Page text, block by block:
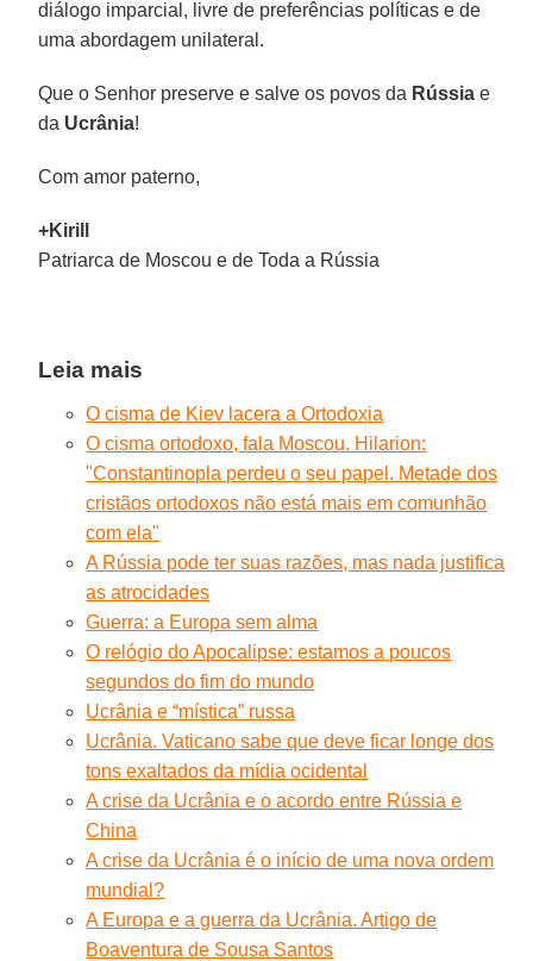
diálogo imparcial, livre de preferências políticas e de
uma abordagem unilateral.
Que o Senhor preserve e salve os povos da Rússia e
da Ucrânia!
Com amor paterno,
+Kirill
Patriarca de Moscou e de Toda a Rússia
Leia mais
O cisma de Kiev lacera a Ortodoxia
O cisma ortodoxo, fala Moscou. Hilarion:
"Constantinopla perdeu o seu papel. Metade dos
cristãos ortodoxos não está mais em comunhão
com ela"
A Rússia pode ter suas razões, mas nada justifica
as atrocidades
Guerra: a Europa sem alma
O relógio do Apocalipse: estamos a poucos
segundos do fim do mundo
Ucrânia e “mística” russa
Ucrânia. Vaticano sabe que deve ficar longe dos
tons exaltados da mídia ocidental
A crise da Ucrânia e o acordo entre Rússia e
China
A crise da Ucrânia é o início de uma nova ordem
mundial?
A Europa e a guerra da Ucrânia. Artigo de
Boaventura de Sousa Santos